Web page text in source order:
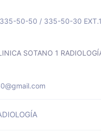
50-50 / 335-50-30
SOTANO 1